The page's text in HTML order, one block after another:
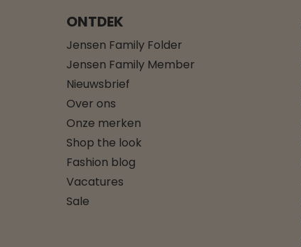
ONTDEK
Jensen Family Folder
Jensen Family Member
Nieuwsbrief
Over ons
Onze merken
Shop the look
Fashion blog
Vacatures
Sale